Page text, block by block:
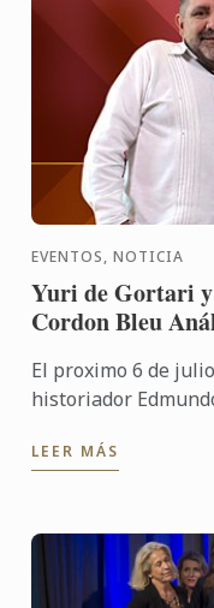
EVENTOS, NOTICIA
Yuri de Gortari
Cordon Bleu
El proximo 6 de
historiador
LEER MÁS